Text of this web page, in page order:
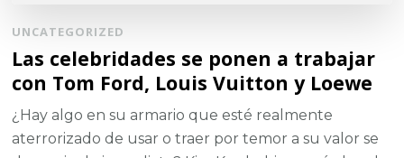
UNCATEGORIZED
Las celebridades se ponen a trabajar
con Tom Ford, Louis Vuitton y Loewe
¿Hay algo en su armario que esté realmente
aterrorizado de usar o traer por temor a su valor se